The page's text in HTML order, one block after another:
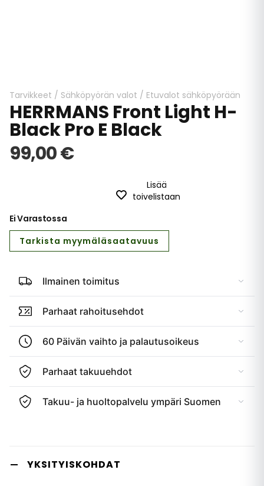
beginning
of
the
images
Tarvikkeet / Sähköpyörän valot / Etuvalot sähköpyörään
HERRMANS Front Light H-
Black Pro E Black
99,00 €
Lisää
toivelistaan
Ei Varastossa
Tarkista myymäläsaatavuus
Ilmainen toimitus
Parhaat rahoitusehdot
60 Päivän vaihto ja palautusoikeus
Parhaat takuuehdot
Takuu- ja huoltopalvelu ympäri Suomen
YKSITYISKOHDAT